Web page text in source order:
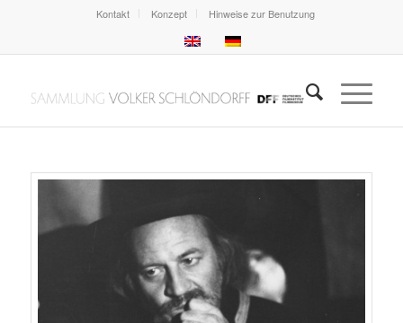
Kontakt Konzept Hinweise zur Benutzung